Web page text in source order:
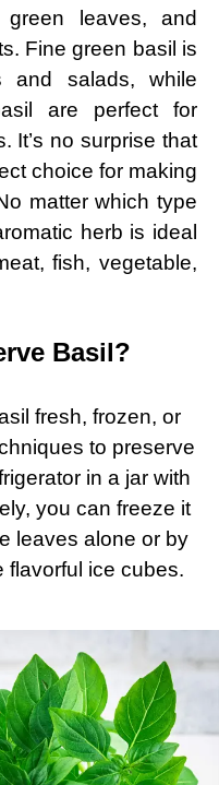
leaves, and
Fine green basil is
and salads, while
are perfect for
It’s no surprise that
choice for making
matter which type
herb is ideal
fish, vegetable,
Basil?
fresh, frozen, or
to preserve
in a jar with
you can freeze it
leaves alone or by
flavorful ice cubes.